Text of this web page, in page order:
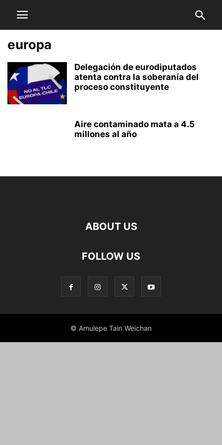
europa
Delegación de eurodiputados
atenta contra la soberanía del
proceso constituyente
Aire contaminado mata a 4.5
millones al año
ABOUT US
FOLLOW US
© Amulepe Tain Weichan